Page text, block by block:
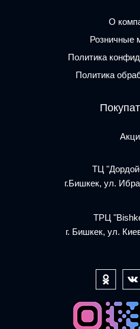
О
Розничные
Политика
Политика
ТЦ
г.Бишкек, ул.
ТРЦ
г. Бишкек, ул.